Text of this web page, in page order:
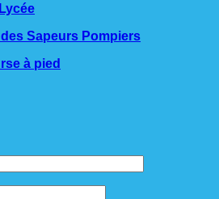
Sapeurs Pompiers
à pied